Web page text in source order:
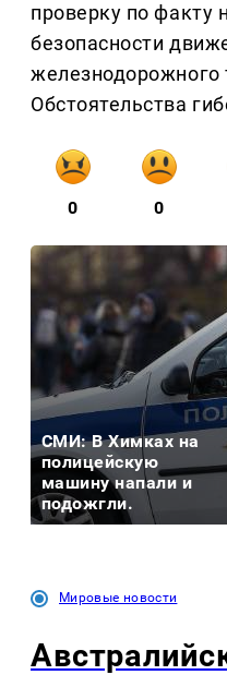
проверку по факту
безопасности
железнодорожного
Обстоятельства
0 0
СМИ: В Химках на
полицейскую
машину напали и
подожгли.
Мировые новости